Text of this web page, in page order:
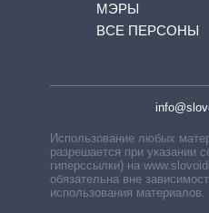
МЭРЫ
ВСЕ ПЕРСОНЫ
Использование любых
разрешается при указании
гиперссылки) на
обязательна вне
использования материалов.